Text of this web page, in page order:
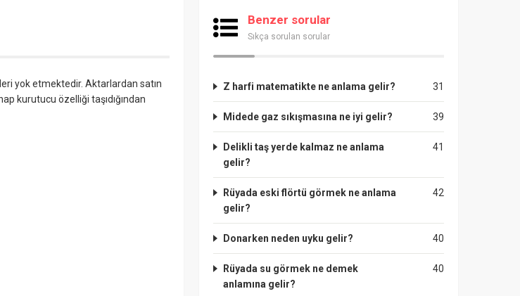
yok etmektedir. Aktarlardan satın
kurutucu özelliği taşıdığından
Benzer sorular
Sıkça sorulan sorular
31
Z harfi matematikte ne anlama gelir?
39
Midede gaz sıkışmasına ne iyi gelir?
41
Delikli taş yerde kalmaz ne anlama
gelir?
42
Rüyada eski flörtü görmek ne anlama
gelir?
40
Donarken neden uyku gelir?
40
Rüyada su görmek ne demek
anlamına gelir?